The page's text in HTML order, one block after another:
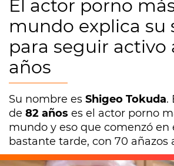
El actor porno
mundo explica su
para seguir activo
años
Su nombre es Shigeo Tokuda.
de 82 años es el actor porno
mundo y eso que comenzó
bastante tarde, con 70 añazos